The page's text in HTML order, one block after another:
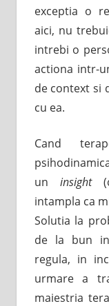
exceptia o
aici, nu
intrebi o
actiona intr-
de context si
cu ea.
Cand
un insight
intampla ca
Solutia la
de la bun
regula, in
urmare a
maiestria